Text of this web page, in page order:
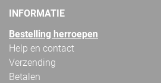
INFORMATIE
Bestelling herroepen
Help en contact
Verzending
Betalen